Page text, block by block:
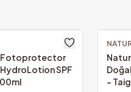
güvencemiz altında.
Fotoprotector
HydroLotion SPF
-